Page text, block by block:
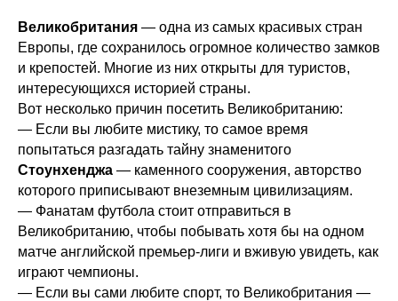
Великобритания — одна из самых красивых стран
Европы, где сохранилось огромное количество замков
и крепостей. Многие из них открыты для туристов,
интересующихся историей страны.
Вот несколько причин посетить Великобританию:
— Если вы любите мистику, то самое время
попытаться разгадать тайну знаменитого
Стоунхенджа — каменного сооружения, авторство
которого приписывают внеземным цивилизациям.
— Фанатам футбола стоит отправиться в
Великобританию, чтобы побывать хотя бы на одном
матче английской премьер-лиги и вживую увидеть, как
играют чемпионы.
— Если вы сами любите спорт, то Великобритания —